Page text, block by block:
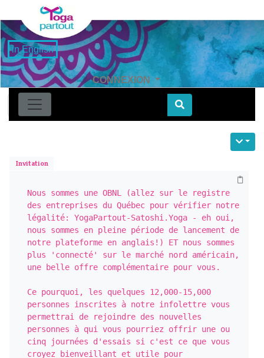
in English
CONNEXION
Find
Invitation
Nous sommes une OBNL (allez sur le registre
des entreprises du Québec pour vérifier notre
légalité: YogaPartout-Satoshi.Yoga - eh oui,
nous sommes en pleine période de lancement de
notre plateforme en anglais!) ET nous sommes
plus 'connecté' sur le marché nord américain,
une belle offre complémentaire pour vous.
Ce pourquoi, les quelques 12,000-15,000
personnes inscrites à notre infolettre vous
permettrai de rejoindre des nouvelles
personnes à qui vous pourriez offrir une ou
cinq journées d'essais si c'est ce que vous
croyez bienveillant et utile pour